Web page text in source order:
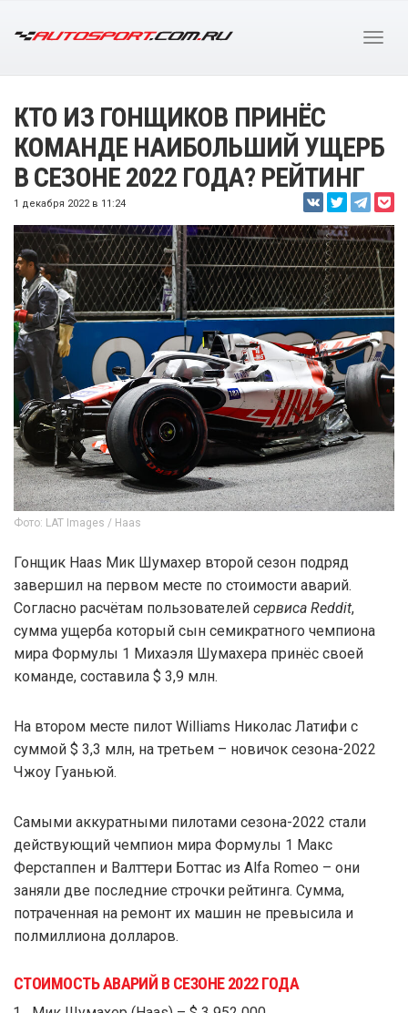
КТО ИЗ ГОНЩИКОВ ПРИНЁС
КОМАНДЕ НАИБОЛЬШИЙ УЩЕРБ
В СЕЗОНЕ 2022 ГОДА? РЕЙТИНГ
1 декабря 2022 в 11:24
Фото: LAT Images / Haas
Гонщик Haas Мик Шумахер второй сезон подряд
завершил на первом месте по стоимости аварий.
Согласно расчётам пользователей сервиса Reddit,
сумма ущерба который сын семикратного чемпиона
мира Формулы 1 Михаэля Шумахера принёс своей
команде, составила $ 3,9 млн.
На втором месте пилот Williams Николас Латифи с
суммой $ 3,3 млн, на третьем – новичок сезона-2022
Чжоу Гуаньюй.
Самыми аккуратными пилотами сезона-2022 стали
действующий чемпион мира Формулы 1 Макс
Ферстаппен и Валттери Боттас из Alfa Romeo – они
заняли две последние строчки рейтинга. Сумма,
потраченная на ремонт их машин не превысила и
полмиллиона долларов.
СТОИМОСТЬ АВАРИЙ В СЕЗОНЕ 2022 ГОДА